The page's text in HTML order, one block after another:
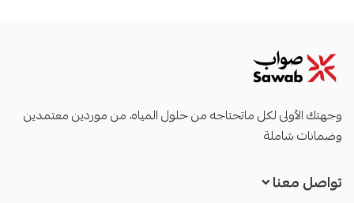
وجهتك الأولى لكل ماتحتاجه من حلول المياه، من موردين معتمدين
وضمانات شاملة
تواصل معنا